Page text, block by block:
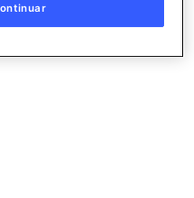
sobre sustratos duros